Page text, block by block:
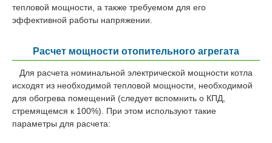
тепловой мощности, а также требуемом для его
эффективной работы напряжении.
Расчет мощности отопительного агрегата
Для расчета номинальной электрической мощности котла
исходят из необходимой тепловой мощности, необходимой
для обогрева помещений (следует вспомнить о КПД,
стремящемся к 100%). При этом используют такие
параметры для расчета: